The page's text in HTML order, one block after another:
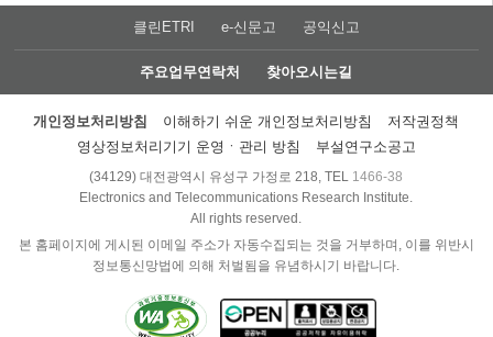
클린ETRI e-신문고 공익신고
주요업무연락처 찾아오시는길
개인정보처리방침 이해하기 쉬운 개인정보처리방침
저작권정책
영상정보처리기기 운영ㆍ관리 방침
부설연구소공고
(34129) 대전광역시 유성구 가정로 218, TEL 1466-38
Electronics and Telecommunications Research Institute.
All rights reserved.
본 홈페이지에 게시된 이메일 주소가 자동수집되는 것을 거부하며, 이를 위반시
정보통신망법에 의해 처벌됨을 유념하시기 바랍니다.